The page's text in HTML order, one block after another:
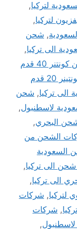
لتركيا,
لتركيا,
, شحن
الى تركيا,
شحن كونتنر 40 قدم
شحن كونتينر 20 قدم
تركيا, شحن
لاسطنبول,
البحري,
الشحن من
السعودية
الى تركيا,
الى تركيا,
, شركات
, شركات
,